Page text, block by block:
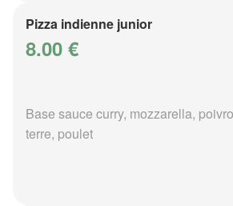
Pizza indienne junior
8.00 €
Base sauce curry, mozzarella,
terre, poulet